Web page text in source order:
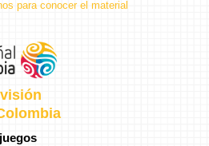
para conocer el material